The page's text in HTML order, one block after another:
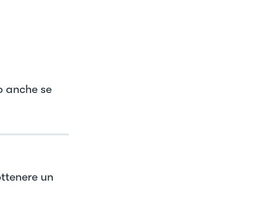
anche se
un